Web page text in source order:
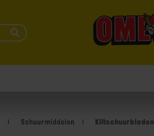
Schuurmiddelen Klitschuurbladen